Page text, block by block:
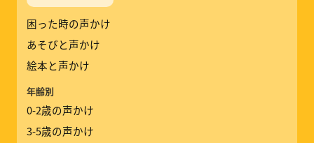
困った時の声かけ
あそびと声かけ
絵本と声かけ
年齢別
0-2歳の声かけ
3-5歳の声かけ